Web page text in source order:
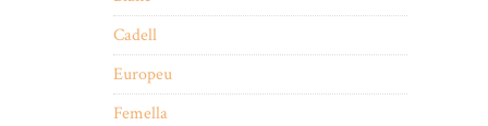
Cadell
Europeu
Femella